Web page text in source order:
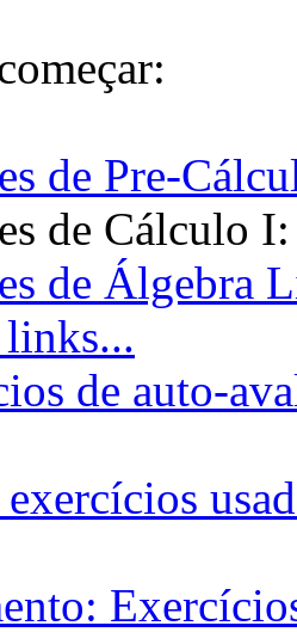
de Pre-
de Cálculo
de Álgebra
de auto-